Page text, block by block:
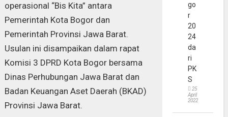
operasional “Bis Kita” antara
Pemerintah Kota Bogor dan
Pemerintah Provinsi Jawa Barat.
Usulan ini disampaikan dalam rapat
Komisi 3 DPRD Kota Bogor bersama
Dinas Perhubungan Jawa Barat dan
Badan Keuangan Aset Daerah (BKAD)
Provinsi Jawa Barat.
go
r
20
24
da
ri
PK
S
25
April
2022